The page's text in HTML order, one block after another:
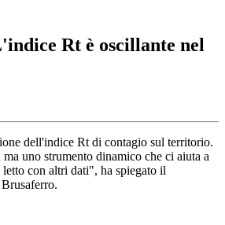
Rt è oscillante nel
dell'indice Rt di contagio sul territorio.
uno strumento dinamico che ci aiuta a
letto con altri dati", ha spiegato il